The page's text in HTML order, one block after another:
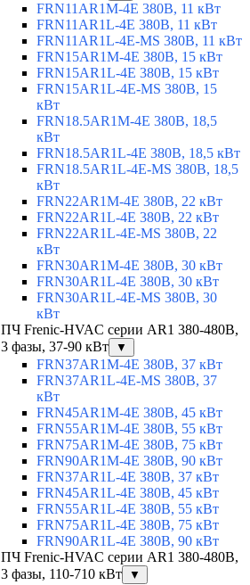
FRN11AR1M-4E 380В, 11 кВт
FRN11AR1L-4E 380В, 11 кВт
FRN11AR1L-4E-MS 380В, 11 кВт
FRN15AR1M-4E 380В, 15 кВт
FRN15AR1L-4E 380В, 15 кВт
FRN15AR1L-4E-MS 380В, 15
кВт
FRN18.5AR1M-4E 380В, 18,5
кВт
FRN18.5AR1L-4E 380В, 18,5 кВт
FRN18.5AR1L-4E-MS 380В, 18,5
кВт
FRN22AR1M-4E 380В, 22 кВт
FRN22AR1L-4E 380В, 22 кВт
FRN22AR1L-4E-MS 380В, 22
кВт
FRN30AR1M-4E 380В, 30 кВт
FRN30AR1L-4E 380В, 30 кВт
FRN30AR1L-4E-MS 380В, 30
кВт
ПЧ Frenic-HVAC серии AR1 380-480В,
3 фазы, 37-90 кВт
▼
FRN37AR1M-4E 380В, 37 кВт
FRN37AR1L-4E-MS 380В, 37
кВт
FRN45AR1M-4E 380В, 45 кВт
FRN55AR1M-4E 380В, 55 кВт
FRN75AR1M-4E 380В, 75 кВт
FRN90AR1M-4E 380В, 90 кВт
FRN37AR1L-4E 380В, 37 кВт
FRN45AR1L-4E 380В, 45 кВт
FRN55AR1L-4E 380В, 55 кВт
FRN75AR1L-4E 380В, 75 кВт
FRN90AR1L-4E 380В, 90 кВт
ПЧ Frenic-HVAC серии AR1 380-480В,
3 фазы, 110-710 кВт
▼